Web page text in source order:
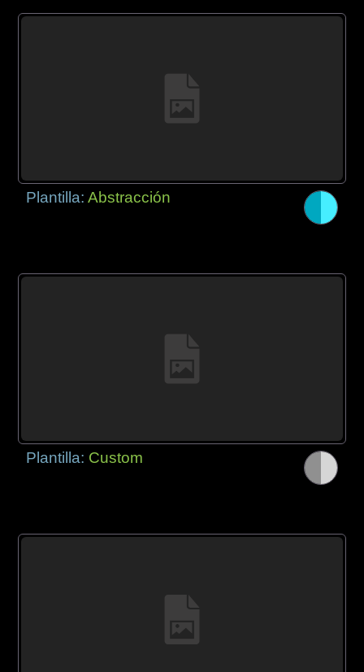
Plantilla:Abstracción
Plantilla: Custom